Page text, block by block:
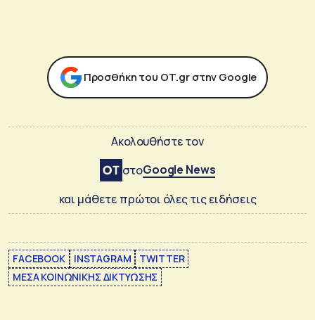
Προσθήκη του ΟΤ.gr στην Google
Ακολουθήστε τον
στοGoogle News
και μάθετε πρώτοι όλες τις ειδήσεις
FACEBOOK INSTAGRAM
TWITTER
ΜΕΣΑ ΚΟΙΝΩΝΙΚΗΣ ΔΙΚΤΥΩΣΗΣ